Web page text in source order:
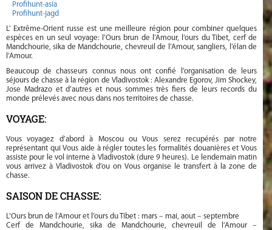
Profihunt-asia
Profihunt-jagd
L’ Extrême-Orient russe est une meilleure région pour combiner quelques
espèces en un seul voyage: l’Ours brun de l’Amour, l’ours du Tibet, cerf de
Mandchourie, sika de Mandchourie, chevreuil de l’Amour, sangliers, l’élan de
l’Amour.
Beaucoup de chasseurs connus nous ont confié l’organisation de leurs
séjours de chasse à la région de Vladivostok : Alexandre Egorov, Jim Shockey,
Jose Madrazo et d’autres et nous sommes très fiers de leurs records du
monde prélevés avec nous dans nos territoires de chasse.
VOYAGE:
Vous voyagez d’abord à Moscou ou Vous serez recupérés par notre
représentant qui Vous aide à régler toutes les formalités douanières et Vous
assiste pour le vol interne à Vladivostok (dure 9 heures). Le lendemain matin
vous arrivez à Vladivostok d’ou on Vous organise le transfert à la zone de
chasse.
SAISON DE CHASSE:
L’Ours brun de l’Amour et l’ours du Tibet : mars – mai, aout – septembre
Cerf de Mandchourie, sika de Mandchourie, chevreuil de l’Amour –